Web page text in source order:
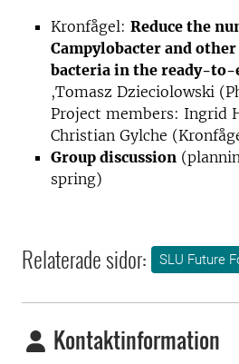
Kronfågel: Reduce the
Campylobacter and
bacteria in the ready-to-
,Tomasz Dzieciolowski
Project members: Ingrid
Christian Gylche
Group discussion
spring)
Relaterade sidor: SLU Future
Kontaktinformation